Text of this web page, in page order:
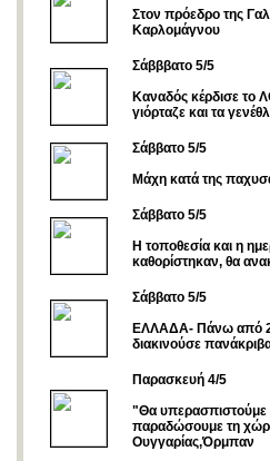
Στον πρόεδρο της
Καρλομάγνου
Σάβββατο 5/5
Καναδός κέρδισε το
γιόρταζε και τα
Σάββατο 5/5
Μάχη κατά της
Σάββατο 5/5
Η τοποθεσία και η
καθορίστηκαν, θα
Σάββατο 5/5
ΕΛΛΑΔΑ- Πάνω από
διακινούσε
Παρασκευή 4/5
"Θα υπερασπιστούμε
παραδώσουμε τη
Ουγγαρίας,Όρμπαν